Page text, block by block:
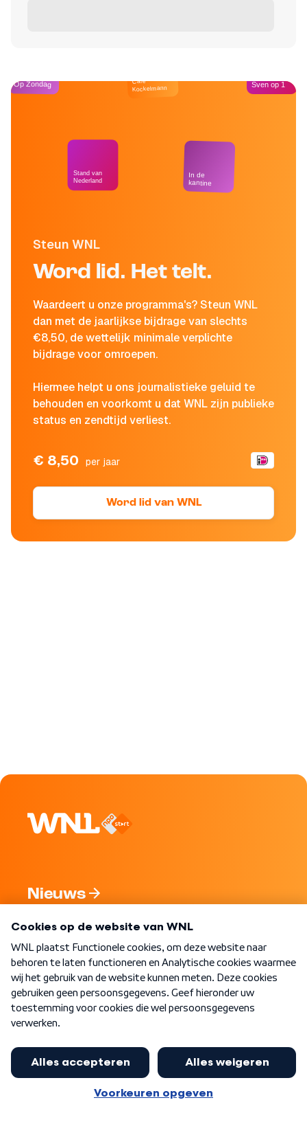
Steun WNL
Word lid. Het telt.
Waardeert u onze programma's? Steun WNL
dan met de jaarlijkse bijdrage van slechts
€8,50, de wettelijk minimale verplichte
bijdrage voor omroepen.
Hiermee helpt u ons journalistieke geluid te
behouden en voorkomt u dat WNL zijn publieke
status en zendtijd verliest.
€ 8,50 per jaar
Word lid van WNL
Op Zondag
Stand van
Nederland
Café
Kockelmann
In de
kantine
Sven op 1
Nieuws
Nieuwsbrief
Word Lid